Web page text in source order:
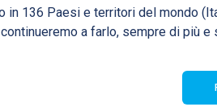
in 136 Paesi e territori del mondo
continueremo a farlo, sempre di più